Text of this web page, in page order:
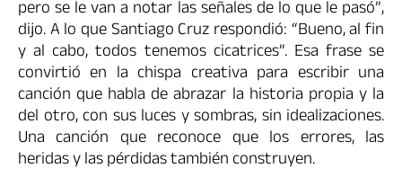
pero se le van a notar las señales de lo que le pasó”,
dijo. A lo que Santiago Cruz respondió: “Bueno, al fin
y al cabo, todos tenemos cicatrices”. Esa frase se
convirtió en la chispa creativa para escribir una
canción que habla de abrazar la historia propia y la
del otro, con sus luces y sombras, sin idealizaciones.
Una canción que reconoce que los errores, las
heridas y las pérdidas también construyen.